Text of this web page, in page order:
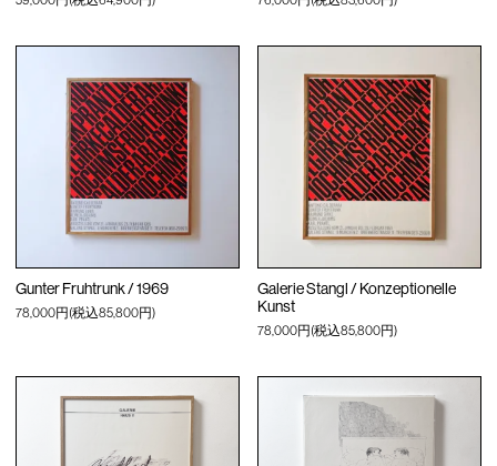
Gunter Fruhtrunk / 1969
78,000円(税込85,800円)
Galerie Stangl / Konzeptionelle
Kunst
78,000円(税込85,800円)